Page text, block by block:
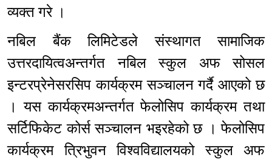
व्यक्त गरे ।
नबिल बैंक लिमिटेडले संस्थागत सामाजिक
उत्तरदायित्वअन्तर्गत नबिल स्कुल अफ सोसल
इन्टरप्रेनेसरसिप कार्यक्रम सञ्चालन गर्दै आएको छ
। यस कार्यक्रमअन्तर्गत फेलोसिप कार्यक्रम तथा
सर्टिफिकेट कोर्स सञ्चालन भइरहेको छ । फेलोसिप
कार्यक्रम त्रिभुवन विश्वविद्यालयको स्कुल अफ